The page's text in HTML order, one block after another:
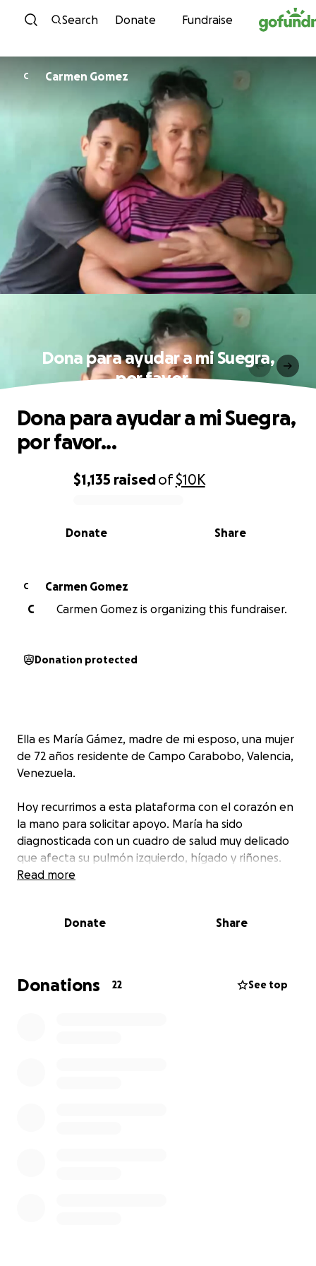
Skip to content
Search Donate Fundraise
C Carmen Gomez
Dona para ayudar a mi Suegra,
por favor...
0% complete
$1,135 raisedof$10K
Share
Donate
Dona para ayudar a mi Suegra,
por favor...
C
Carmen Gomez
C
Carmen Gomez is organizing this fundraiser.
Donation protected
Ella es María Gámez, madre de mi esposo, una mujer
de 72 años residente de Campo Carabobo, Valencia,
Venezuela.
Hoy recurrimos a esta plataforma con el corazón en
la mano para solicitar apoyo. María ha sido
diagnosticada con un cuadro de salud muy delicado
que afecta su pulmón izquierdo, hígado y riñones.
acumulación de líquido en los pulmones, por lo que
embargo, al no ver mejoría, fue trasladada a Valencia
para ser evaluada por especialistas en cardiología y
Read more
Donate Share
Donations 22 See top